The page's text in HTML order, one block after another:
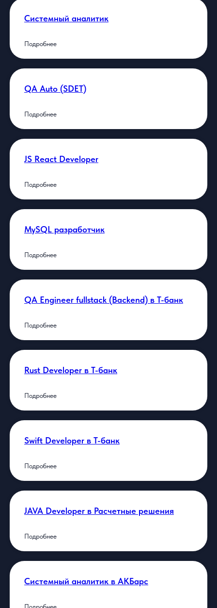
Системный аналитик
Подробнее
QA Auto (SDET)
Подробнее
JS React Developer
Подробнее
MySQL разработчик
Подробнее
QA Engineer fullstack (Backend) в Т-банк
Подробнее
Rust Developer в Т-банк
Подробнее
Swift Developer в Т-банк
Подробнее
JAVA Developer в Расчетные решения
Подробнее
Системный аналитик в АКБарс